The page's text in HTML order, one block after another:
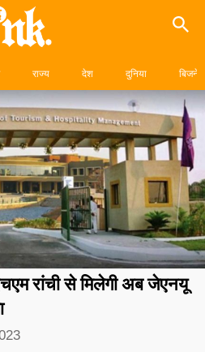
राज्य देश दुनिया बिजनेस
रांची से मिलेगी अब जेएनयू